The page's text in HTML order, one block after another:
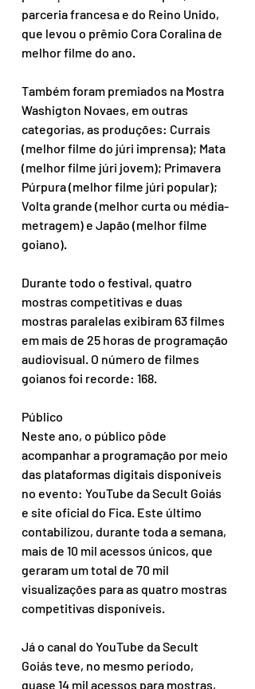
parceria francesa e do Reino Unido,
que levou o prêmio Cora Coralina de
melhor filme do ano.
Também foram premiados na Mostra
Washigton Novaes, em outras
categorias, as produções: Currais
(melhor filme do júri imprensa); Mata
(melhor filme júri jovem); Primavera
Púrpura (melhor filme júri popular);
Volta grande (melhor curta ou média-
metragem) e Japão (melhor filme
goiano).
Durante todo o festival, quatro
mostras competitivas e duas
mostras paralelas exibiram 63 filmes
em mais de 25 horas de programação
audiovisual. O número de filmes
goianos foi recorde: 168.
Público
Neste ano, o público pôde
acompanhar a programação por meio
das plataformas digitais disponíveis
no evento: YouTube da Secult Goiás
e site oficial do Fica. Este último
contabilizou, durante toda a semana,
mais de 10 mil acessos únicos, que
geraram um total de 70 mil
visualizações para as quatro mostras
competitivas disponíveis.
Já o canal do YouTube da Secult
Goiás teve, no mesmo período,
quase 14 mil acessos para mostras,